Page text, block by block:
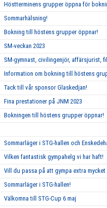
Höstterminens grupper öppna för
Sommarhälsning!
Bokning till höstens grupper öppnar!
SM-veckan 2023
SM-gymnast, civilingenjör, affärsjurist,
Information om bokning till höstens
Tack till vår sponsor Glaskedjan!
Fina prestationer på JNM 2023
Bokningen till höstens grupper öppnar!
Sommarläger i STG-hallen och
Vilken fantastisk gympahelg vi har haft!
Vill du passa på att gympa extra mycket
Sommarläger i STG-hallen!
Välkomna till STG-Cup 6 maj